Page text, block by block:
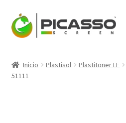
Ir
a
Ir
al
Productos
Inicio Plastisol Plastitoner LF
51111